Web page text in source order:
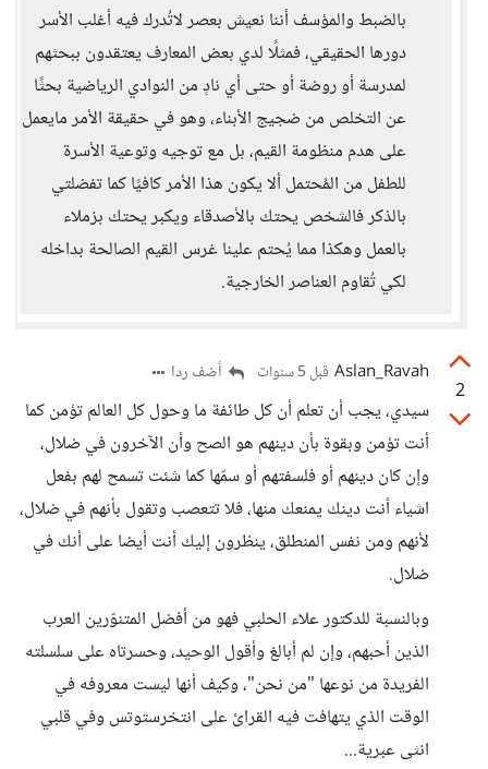
بالضبط والمؤسف أننا نعيش بعصر لاتُدرك فيه أغلب الأسر
دورها الحقيقي، فمثلًا لدي بعض المعارف يعتقدون ببحثهم
لمدرسة أو روضة أو حتى أي نادٍ من النوادي الرياضية بحثًا
عن التخلص من ضجيج الأبناء، وهو في حقيقة الأمر مايعمل
على هدم منظومة القيم، بل مع توجيه وتوعية الأسرة
للطفل من المُحتمل ألا يكون هذا الأمر كافيًا كما تفضلتي
بالذكر فالشخص يحتك بالأصدقاء ويكبر يحتك بزملاء
بالعمل وهكذا مما يُحتم علينا غرس القيم الصالحة بداخله
لكي تُقاوم العناصر الخارجية.
2
Aslan_Ravah قبل 5 سنوات أضف ردا
سيدي، يجب أن تعلم أن كل طائفة ما وحول كل العالم تؤمن كما
أنت تؤمن وبقوة بأن دينهم هو الصح وأن الآخرون في ضلال،
وإن كان دينهم أو فلسفتهم أو سمّها كما شئت تسمح لهم بفعل
اشياء أنت دينك يمنعك منها، فلا تتعصب وتقول بأنهم في ضلال،
لأنهم ومن نفس المنطلق، ينظرون إليك أنت أيضا على أنك في
ضلال.
وبالنسبة للدكتور علاء الحلبي فهو من أفضل المتنوّرين العرب
الذين أحبهم، وإن لم أبالغ وأقول الوحيد، وحسرتاه على سلسلته
الفريدة من نوعها "من نحن"، وكيف أنها ليست معروفه في
الوقت الذي يتهافت فيه القرائ على انتخرستوتس وفي قلبي
انثى عبرية...